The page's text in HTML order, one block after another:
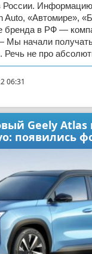
России.
Auto, «Автомире»,
бренда в РФ —
Мы начали
не про
06:31
Geely Atlas
появились